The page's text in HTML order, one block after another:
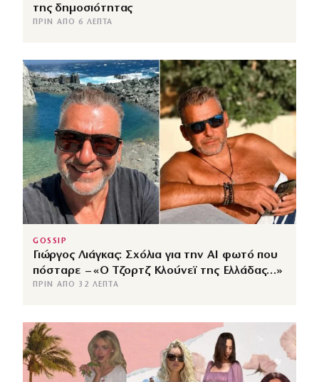
της δημοσιότητας
ΠΡΙΝ ΑΠΌ 6 ΛΕΠΤΆ
GOSSIP
Γιώργος Λιάγκας: Σχόλια για την ΑΙ φωτό που
πόσταρε – «Ο Τζορτζ Κλούνεϊ της Ελλάδας…»
ΠΡΙΝ ΑΠΌ 32 ΛΕΠΤΆ